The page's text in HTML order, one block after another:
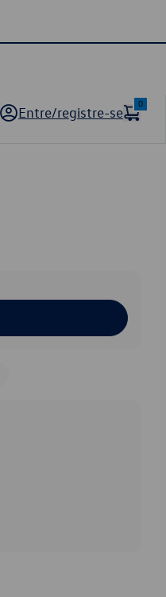
Entre/registre-se
0